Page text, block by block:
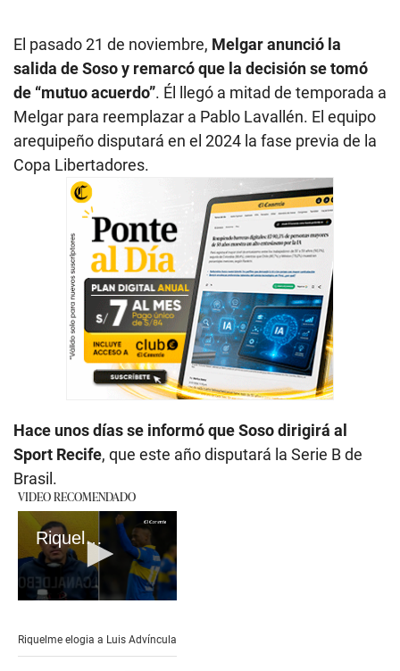
El pasado 21 de noviembre, Melgar anunció la
salida de Soso y remarcó que la decisión se tomó
de “mutuo acuerdo”. Él llegó a mitad de temporada a
Melgar para reemplazar a Pablo Lavallén. El equipo
arequipeño disputará en el 2024 la fase previa de la
Copa Libertadores.
Hace unos días se informó que Soso dirigirá al
Sport Recife, que este año disputará la Serie B de
Brasil.
VIDEO RECOMENDADO
Riquelme elogia a Luis Advíncula
of
Riquelme elogia a Luis Advíncula